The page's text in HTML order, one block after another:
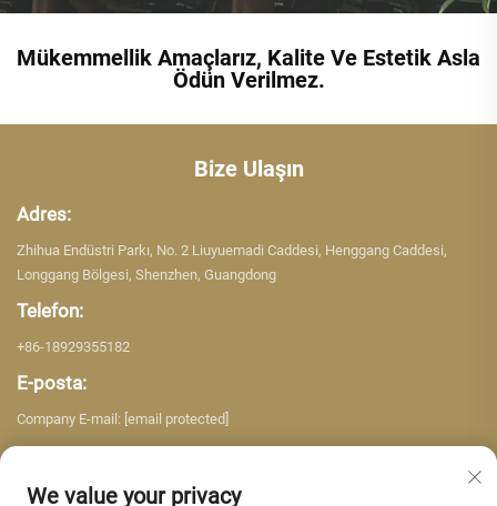
Mükemmellik Amaçlarız, Kalite Ve Estetik Asla
Ödün Verilmez.
Bize Ulaşın
Adres:
Zhihua Endüstri Parkı, No. 2 Liuyuemadi Caddesi, Henggang Caddesi,
Longgang Bölgesi, Shenzhen, Guangdong
Telefon:
+86-18929355182
E-posta:
Company E-mail: [email protected]
We value your privacy